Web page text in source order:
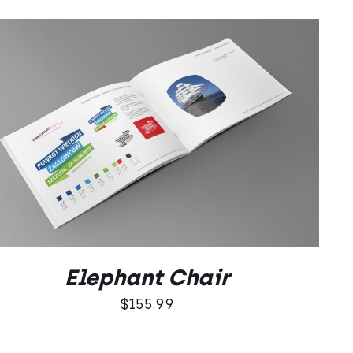
DODAJ DO KOSZYKA QUICK VIEW
Elephant Chair
$155.99